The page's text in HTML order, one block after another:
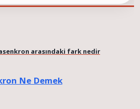
arasındaki fark nedir
Ne Demek